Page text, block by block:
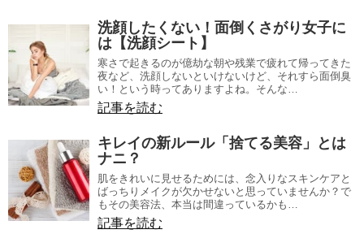
洗顔したくない！面倒くさがり女子に
は【洗顔シート】
寒さで起きるのが億劫な朝や残業で疲れて帰ってきた
夜など、洗顔しないといけないけど、それすら面倒臭
い！という時ってありますよね。そんな…
記事を読む
キレイの新ルール「捨てる美容」とは
ナニ？
肌をきれいに見せるためには、念入りなスキンケアと
ばっちりメイクが欠かせないと思っていませんか？で
もその美容法、本当は間違っているかも…
記事を読む